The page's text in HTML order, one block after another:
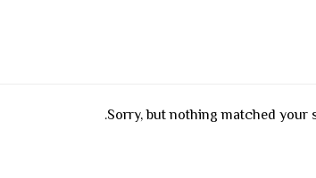
Sorry, but nothing matched your